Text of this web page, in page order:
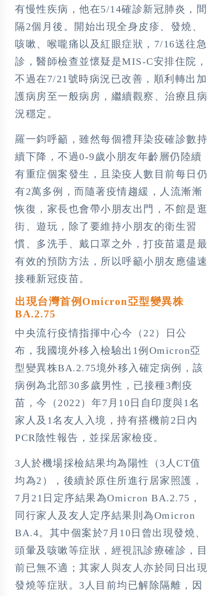
有慢性疾病，他在5/14確診新冠肺炎，間
隔2個月後。開始出現全身皮疹、發燒、
咳嗽、喉嚨痛以及紅眼症狀，7/16送往急
診，醫師檢查並懷疑是MIS-C安排住院，
不過在7/21號時病況已改善，順利轉出加
護病房至一般病房，繼續觀察、治療且病
況穩定。
羅一鈞呼籲，雖然每個禮拜染疫確診數持
續下降，不過0-9歲小朋友年齡層仍陸續
有重症個案發生，且染疫人數目前每日仍
有2萬多例，而隨著疫情趨緩，人流漸漸
恢復，家長也會帶小朋友出門，不館是逛
街、遊玩，除了要維持小朋友的衛生習
慣、多洗手、戴口罩之外，打疫苗還是最
有效的預防方法，所以呼籲小朋友應儘速
接種新冠疫苗。
出現台灣首例Omicron亞型變異株
BA.2.75
中央流行疫情指揮中心今（22）日公
布，我國境外移入檢驗出1例Omicron亞
型變異株BA.2.75境外移入確定病例，該
病例為北部30多歲男性，已接種3劑疫
苗，今（2022）年7月10日自印度與1名
家人及1名友人入境，持有搭機前2日內
PCR陰性報告，並採居家檢疫。
3人於機場採檢結果均為陽性（3人CT值
均為2），後續於原住所進行居家照護，
7月21日定序結果為Omicron BA.2.75，
同行家人及友人定序結果則為Omicron
BA.4。其中個案於7月10日曾出現發燒、
頭暈及咳嗽等症狀，經視訊診療確診，目
前已無不適；其家人與友人亦於同日出現
發燒等症狀。3人目前均已解除隔離，因